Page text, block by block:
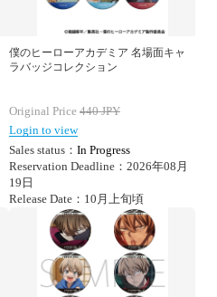
僕のヒーローアカデミア 名場面キャ
ラバッジコレクション
Original Price 440JPY
Login to view
Sales status： In Progress
Reservation Deadline：2026年08月
19日
Release Date：10月上旬頃